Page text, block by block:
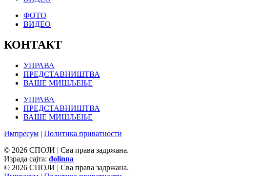
ФОТО
ВИДЕО
КОНТАКТ
УПРАВА
ПРЕДСТАВНИШТВА
ВАШЕ МИШЉЕЊЕ
УПРАВА
ПРЕДСТАВНИШТВА
ВАШЕ МИШЉЕЊЕ
Импресум | Политика приватности
© 2026 СПОЈИ | Сва права задржана.
Израда сајта: dolinna
© 2026 СПОЈИ | Сва права задржана.